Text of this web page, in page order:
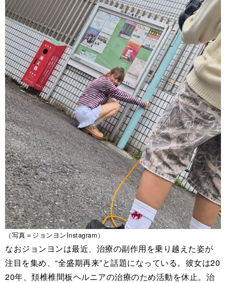
（写真＝ジョンヨンInstagram）
なおジョンヨンは最近、治療の副作用を乗り越えた姿が
注目を集め、“全盛期再来”と話題になっている。彼女は20
20年、頚椎椎間板ヘルニアの治療のため活動を休止。治